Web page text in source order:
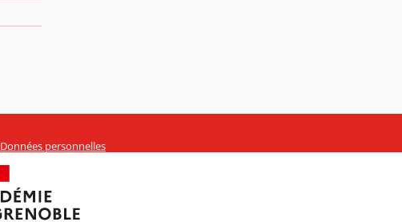
Données personnelles